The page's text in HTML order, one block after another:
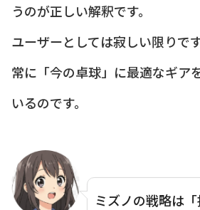
うのが正しい解釈です。
ユーザーとしては寂しい限りで
常に「今の卓球」に最適なギア
いるのです。
ミズノの戦略は